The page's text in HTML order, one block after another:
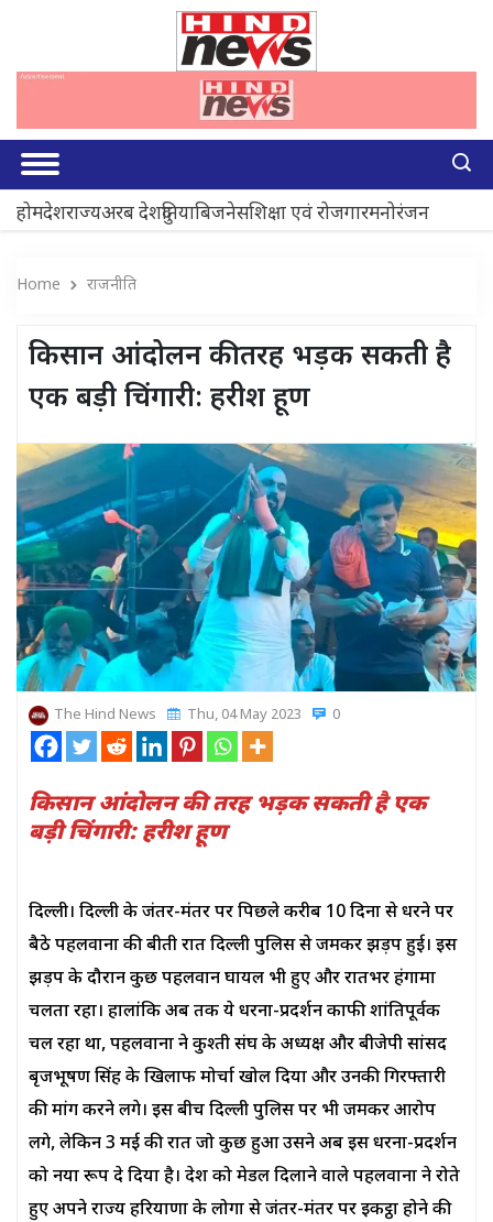
होमदेशराज्यअरब देशदुनियाबिजनेसशिक्षा एवं रोजगारमनोरंजन
Home राजनीति
किसान आंदोलन की तरह भड़क सकती है
एक बड़ी चिंगारी: हरीश हूण
The Hind News Thu, 04 May 2023 0
किसान आंदोलन की तरह भड़क सकती है एक
बड़ी चिंगारी: हरीश हूण
दिल्ली। दिल्ली के जंतर-मंतर पर पिछले करीब 10 दिनों से धरने पर
बैठे पहलवानों की बीती रात दिल्ली पुलिस से जमकर झड़प हुई। इस
झड़प के दौरान कुछ पहलवान घायल भी हुए और रातभर हंगामा
चलता रहा। हालांकि अब तक ये धरना-प्रदर्शन काफी शांतिपूर्वक
चल रहा था, पहलवानों ने कुश्ती संघ के अध्यक्ष और बीजेपी सांसद
बृजभूषण सिंह के खिलाफ मोर्चा खोल दिया और उनकी गिरफ्तारी
की मांग करने लगे। इस बीच दिल्ली पुलिस पर भी जमकर आरोप
लगे, लेकिन 3 मई की रात जो कुछ हुआ उसने अब इस धरना-प्रदर्शन
को नया रूप दे दिया है। देश को मेडल दिलाने वाले पहलवानों ने रोते
हुए अपने राज्य हरियाणा के लोगों से जंतर-मंतर पर इकट्ठा होने की